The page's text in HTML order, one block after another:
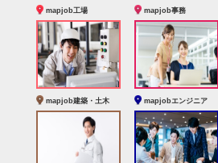
mapjob工場 mapjob事務
mapjob建築・土木 mapjobエンジニア